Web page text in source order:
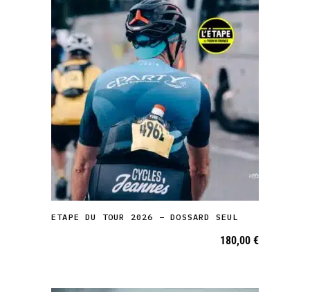
sur
la
page
du
produit
AJOUTER AU PANIER
ETAPE DU TOUR 2026 – DOSSARD SEUL
180,00 €